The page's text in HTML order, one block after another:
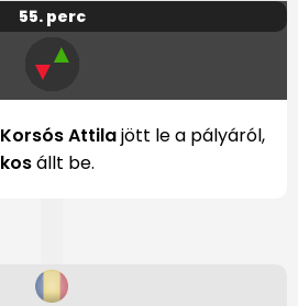
55. perc
▼▲
Korsós Attilajött le a pályáról,
állt be.